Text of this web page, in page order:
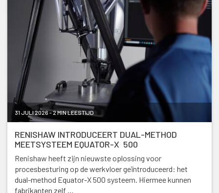
31 JULI 2026 - 2 MIN LEESTIJD
RENISHAW INTRODUCEERT DUAL-METHOD
MEETSYSTEEM EQUATOR-X 500
Renishaw heeft zijn nieuwste oplossing voor
procesbesturing op de werkvloer geïntroduceerd: het
dual-method Equator-X 500 systeem. Hiermee kunnen
fabrikanten zelf …